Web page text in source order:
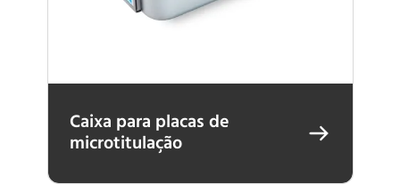
Caixa para placas de
microtitulação